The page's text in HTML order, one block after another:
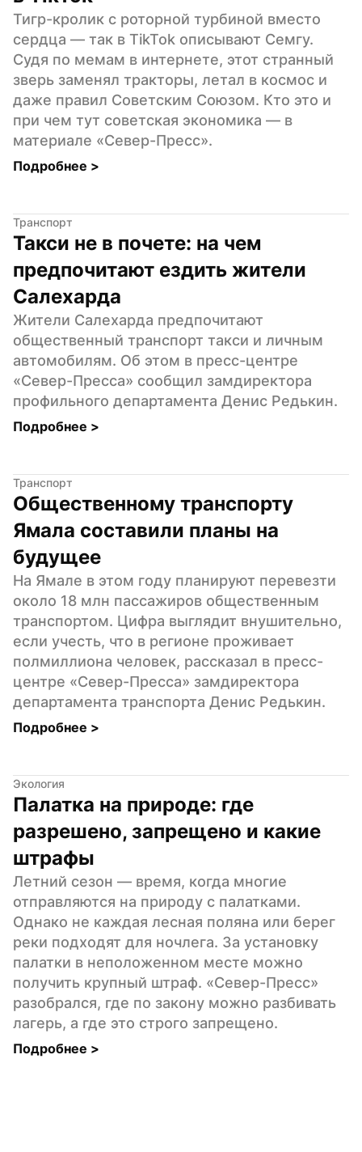
Тигр-кролик с роторной турбиной вместо
сердца — так в TikTok описывают Семгу.
Судя по мемам в интернете, этот странный
зверь заменял тракторы, летал в космос и
даже правил Советским Союзом. Кто это и
при чем тут советская экономика — в
материале «Север-Пресс».
Подробнее >
Транспорт
Такси не в почете: на чем
предпочитают ездить жители
Салехарда
Жители Салехарда предпочитают
общественный транспорт такси и личным
автомобилям. Об этом в пресс-центре
«Север-Пресса» сообщил замдиректора
профильного департамента Денис Редькин.
Подробнее >
Транспорт
Общественному транспорту
Ямала составили планы на
будущее
На Ямале в этом году планируют перевезти
около 18 млн пассажиров общественным
транспортом. Цифра выглядит внушительно,
если учесть, что в регионе проживает
полмиллиона человек, рассказал в пресс-
центре «Север-Пресса» замдиректора
департамента транспорта Денис Редькин.
Подробнее >
Экология
Палатка на природе: где
разрешено, запрещено и какие
штрафы
Летний сезон — время, когда многие
отправляются на природу с палатками.
Однако не каждая лесная поляна или берег
реки подходят для ночлега. За установку
палатки в неположенном месте можно
получить крупный штраф. «Север-Пресс»
разобрался, где по закону можно разбивать
лагерь, а где это строго запрещено.
Подробнее >